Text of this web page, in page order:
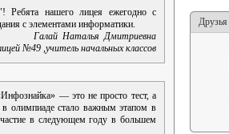
Ребята нашего лицея ежегодно с
с элементами информатики.
Галай Наталья Дмитриевна
№49 ,учитель начальных классов
— это не просто тест, а
в олимпиаде стало важным этапом в
в следующем году в большем
Друзья